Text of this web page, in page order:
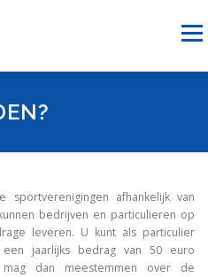
Menu
afhankelijk van
bedrijven en particulieren op
leveren. U kunt als particulier
jaarlijks bedrag van 50 euro
dan meestemmen over de